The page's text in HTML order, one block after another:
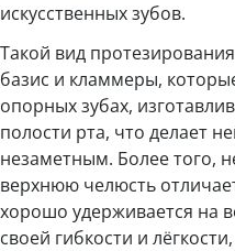
искусственных зубов.
Такой вид
базис и кламмеры,
опорных зубах,
полости рта, что делает
незаметным. Более того,
верхнюю челюсть
хорошо удерживается на
своей гибкости и